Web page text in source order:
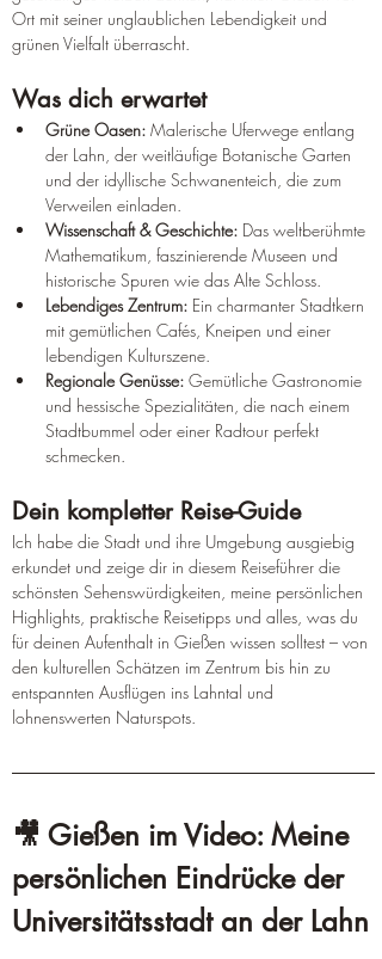
Ort mit seiner unglaublichen Lebendigkeit und
grünen Vielfalt überrascht.
Was dich erwartet
Grüne Oasen: Malerische Uferwege entlang
der Lahn, der weitläufige Botanische Garten
und der idyllische Schwanenteich, die zum
Verweilen einladen.
Wissenschaft & Geschichte: Das weltberühmte
Mathematikum, faszinierende Museen und
historische Spuren wie das Alte Schloss.
Lebendiges Zentrum: Ein charmanter Stadtkern
mit gemütlichen Cafés, Kneipen und einer
lebendigen Kulturszene.
Regionale Genüsse: Gemütliche Gastronomie
und hessische Spezialitäten, die nach einem
Stadtbummel oder einer Radtour perfekt
schmecken.
Dein kompletter Reise-Guide
Ich habe die Stadt und ihre Umgebung ausgiebig
erkundet und zeige dir in diesem Reiseführer die
schönsten Sehenswürdigkeiten, meine persönlichen
Highlights, praktische Reisetipps und alles, was du
für deinen Aufenthalt in Gießen wissen solltest – von
den kulturellen Schätzen im Zentrum bis hin zu
entspannten Ausflügen ins Lahntal und
lohnenswerten Naturspots.
🎥 Gießen im Video: Meine
persönlichen Eindrücke der
Universitätsstadt an der Lahn